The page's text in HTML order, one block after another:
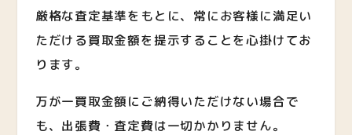
厳格な査定基準をもとに、常にお客様に満足い
ただける買取金額を提示することを心掛けてお
ります。
万が一買取金額にご納得いただけない場合で
も、出張費・査定費は一切かかりません。